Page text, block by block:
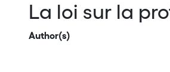
La loi sur la
Author(s)